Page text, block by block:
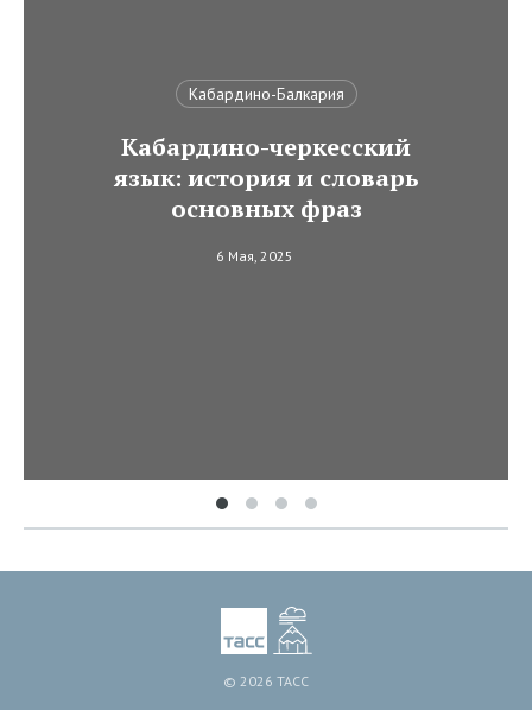
Кабардино-Балкария
Кабардино-черкесский
язык: история и словарь
основных фраз
6 Мая, 2025
© 2026 ТАСС